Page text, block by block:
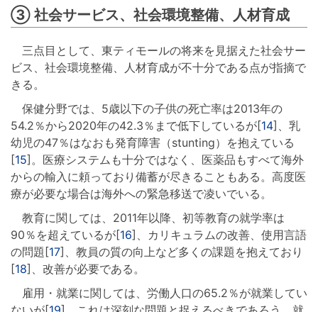
③ 社会サービス、社会環境整備、人材育成
三点目として、東ティモールの将来を見据えた社会サー
ビス、社会環境整備、人材育成が不十分である点が指摘で
きる。
保健分野では、5歳以下の子供の死亡率は2013年の
54.2％から2020年の42.3％まで低下しているが[14]、乳
幼児の47％はなおも発育障害（stunting）を抱えている
[15]。医療システムも十分ではなく、医薬品もすべて海外
からの輸入に頼っており備蓄が尽きることもある。高度医
療が必要な場合は海外への緊急移送で凌いでいる。
教育に関しては、2011年以降、初等教育の就学率は
90％を超えているが[16]、カリキュラムの改善、使用言語
の問題[17]、教員の質の向上など多くの課題を抱えており
[18]、改善が必要である。
雇用・就業に関しては、労働人口の65.2％が就業してい